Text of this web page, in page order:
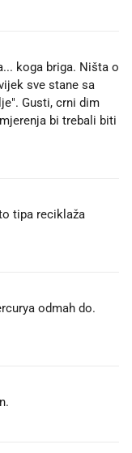
koga briga. Ništa o
sve stane sa
Gusti, crni dim
bi trebali biti
tipa reciklaža
odmah do.